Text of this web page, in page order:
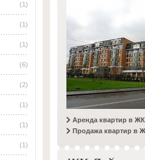
(1)
(1)
(1)
(6)
(2)
(1)
(1)
(1)
Аренда квартир в
Продажа квартир в